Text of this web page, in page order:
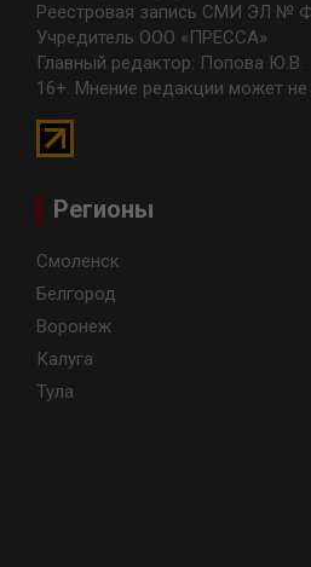
Реестровая запись СМИ ЭЛ №
Учредитель ООО «ПРЕССА»
Главный редактор: Попова Ю.В.
16+. Мнение редакции может
Регионы
Смоленск
Белгород
Воронеж
Калуга
Тула